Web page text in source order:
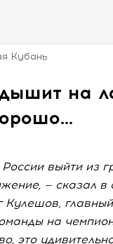
Кубань
на
выйти из
— сказал в
Кулешов,
на
это